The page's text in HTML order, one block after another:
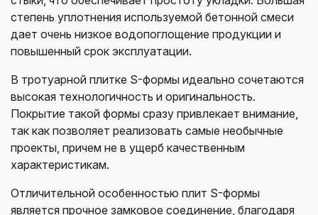
степень уплотнения используемой бетонной смеси
дает очень низкое водопоглощение продукции и
повышенный срок эксплуатации.
В тротуарной плитке S-формы идеально сочетаются
высокая технологичность и оригинальность.
Покрытие такой формы сразу привлекает внимание,
так как позволяет реализовать самые необычные
проекты, причем не в ущерб качественным
характеристикам.
Отличительной особенностью плит S-формы
является прочное замковое соединение, благодаря